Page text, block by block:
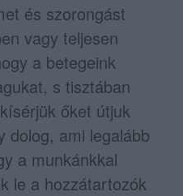
és szorongást
vagy teljesen
a betegeink
s tisztában
őket útjuk
dolog, ami legalább
a munkánkkal
le a hozzátartozók